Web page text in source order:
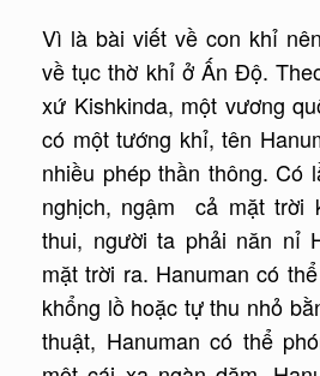
Vì là bài viết về con khỉ
về tục thờ khỉ ở Ấn Độ.
xứ Kishkinda, một vương
có một tướng khỉ, tên
nhiều phép thần thông. Có
nghịch, ngậm cả mặt trời
thui, người ta phải năn nỉ
mặt trời ra. Hanuman có
khổng lồ hoặc tự thu nhỏ
thuật, Hanuman có thể